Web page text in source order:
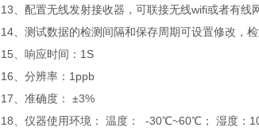
13、配置无线发射接收器，可联接无线wifi或者有线
14、测试数据的检测间隔和保存周期可设置修改，
15、响应时间：1S
16、分辨率：1ppb
17、准确度： ±3%
18、仪器使用环境： 温度： -30℃~60℃； 湿度：